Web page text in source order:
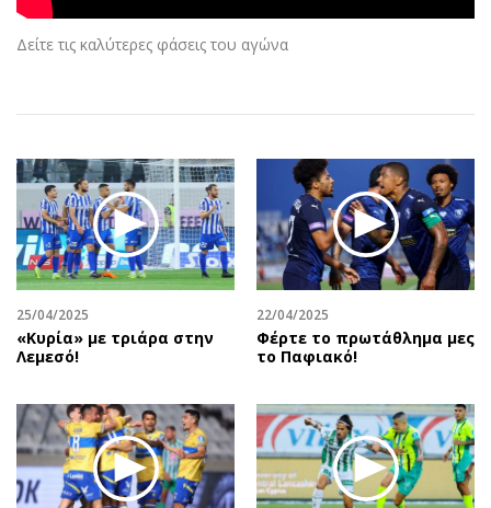
Αθλητισμός
Κύπρος
Διεθνή
Οικονομική
Οικονομία
Real Estate
Επιχειρήσεις
Αγορές
Money Review
AstroBank Properties
Trends
Ενέργεια
Ναυτιλία
Περιβάλλον
Geek
Νέα
Social
Αφιερώματα
Πολιτική
Οικονομία
Γενικά
Αναδρομές
Πρόσωπα
Περιβάλλον
Good Life
Γυναίκα
Showbiz
Ταξίδια
Δείτε τις καλύτερες φάσεις του αγώνα
25/04/2025
«Κυρία» με τριάρα στην
Λεμεσό!
22/04/2025
Φέρτε το πρωτάθλημα μες
το Παφιακό!